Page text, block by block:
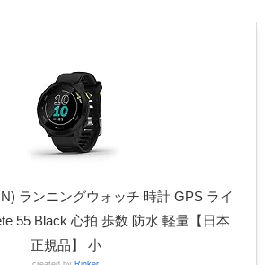
ランニングウォッチ 時計 GPS ライ
55 Black 心拍 歩数 防水 軽量【日本
正規品】 小